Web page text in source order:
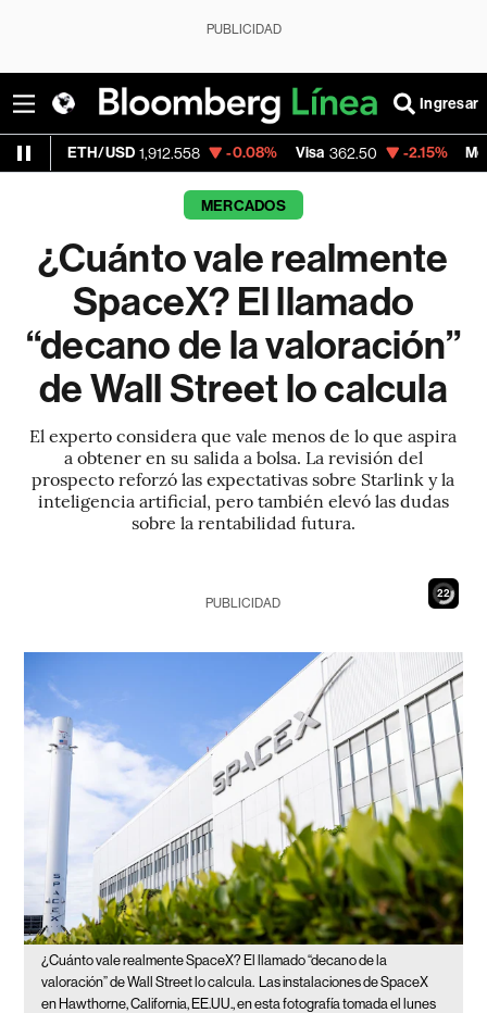
PUBLICIDAD
Ingresar
1,912.558 -0.08% Visa 362.50 -2.15% MercadoLibre
MERCADOS
¿Cuánto vale realmente
SpaceX? El llamado
“decano de la valoración”
de Wall Street lo calcula
El experto considera que vale menos de lo que aspira
a obtener en su salida a bolsa. La revisión del
prospecto reforzó las expectativas sobre Starlink y la
inteligencia artificial, pero también elevó las dudas
sobre la rentabilidad futura.
20
PUBLICIDAD
¿Cuánto vale realmente SpaceX? El llamado “decano de la
valoración” de Wall Street lo calcula.
Las instalaciones de SpaceX
en Hawthorne, California, EE.UU., en esta fotografía tomada el lunes